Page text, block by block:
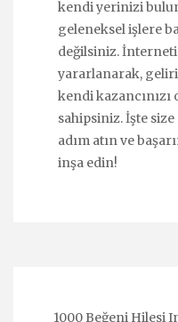
kendi yerinizi
geleneksel işlere
değilsiniz.
yararlanarak,
kendi kazancınızı
sahipsiniz. İşte
adım atın ve
inşa edin!
1000 Beğeni Hilesi